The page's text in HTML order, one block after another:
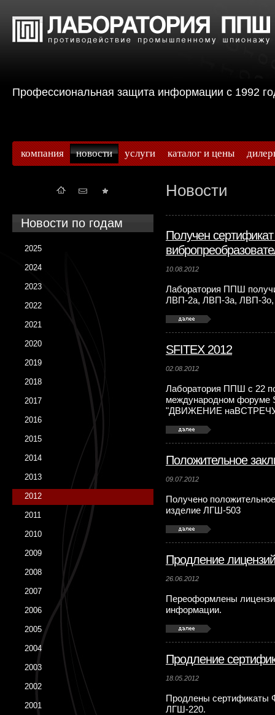
Профессиональная защита информации с
компания новости услуги каталог и цены
Новости
Получен
10.08.2012
Лаборатория ППШ
ЛВП-2а, ЛВП-3а, ЛВП-
SFITEX 2012
02.08.2012
Лаборатория ППШ с 22
международном форуме
"ДВИЖЕНИЕ
Положительное
09.07.2012
Получено
изделие ЛГШ-503
Продление лицензий
26.06.2012
Переоформлены
информации.
Продление
18.05.2012
Продлены сертификаты
ЛГШ-220.
Новости по годам
2025
2024
2023
2022
2021
2020
2019
2018
2017
2016
2015
2014
2013
2012
2011
2010
2009
2008
2007
2006
2005
2004
2003
2002
2001